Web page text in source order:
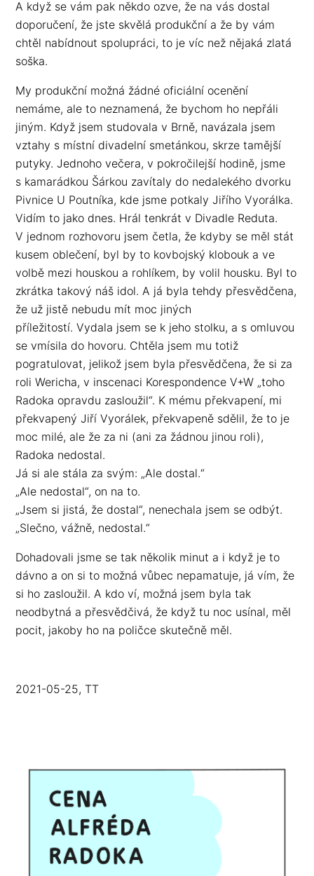
A když se vám pak někdo ozve, že na vás dostal
doporučení, že jste skvělá produkční a že by vám
chtěl nabídnout spolupráci, to je víc než nějaká zlatá
soška.
My produkční možná žádné oficiální ocenění
nemáme, ale to neznamená, že bychom ho nepřáli
jiným. Když jsem studovala v Brně, navázala jsem
vztahy s místní divadelní smetánkou, skrze tamější
putyky. Jednoho večera, v pokročilejší hodině, jsme
s kamarádkou Šárkou zavítaly do nedalekého dvorku
Pivnice U Poutníka, kde jsme potkaly Jiřího Vyorálka.
Vidím to jako dnes. Hrál tenkrát v Divadle Reduta.
V jednom rozhovoru jsem četla, že kdyby se měl stát
kusem oblečení, byl by to kovbojský klobouk a ve
volbě mezi houskou a rohlíkem, by volil housku. Byl to
zkrátka takový náš idol. A já byla tehdy přesvědčena,
že už jistě nebudu mít moc jiných
příležitostí. Vydala jsem se k jeho stolku, a s omluvou
se vmísila do hovoru. Chtěla jsem mu totiž
pogratulovat, jelikož jsem byla přesvědčena, že si za
roli Wericha, v inscenaci Korespondence V+W „toho
Radoka opravdu zasloužil“. K mému překvapení, mi
překvapený Jiří Vyorálek, překvapeně sdělil, že to je
moc milé, ale že za ni (ani za žádnou jinou roli),
Radoka nedostal.
Já si ale stála za svým: „Ale dostal.“
„Ale nedostal“, on na to.
„Jsem si jistá, že dostal“, nenechala jsem se odbýt.
„Slečno, vážně, nedostal.“
Dohadovali jsme se tak několik minut a i když je to
dávno a on si to možná vůbec nepamatuje, já vím, že
si ho zasloužil. A kdo ví, možná jsem byla tak
neodbytná a přesvědčivá, že když tu noc usínal, měl
pocit, jakoby ho na poličce skutečně měl.
2021-05-25, TT